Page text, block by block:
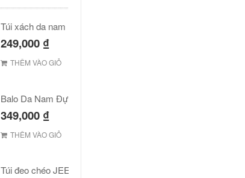
249,000 ₫
THÊM VÀO GIỎ
Balo Da Nam Đựng Laptop Đẹp Giá Rẻ
349,000 ₫
THÊM VÀO GIỎ